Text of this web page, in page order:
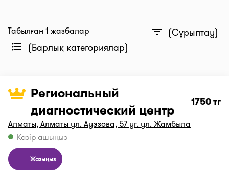
Табылған 1 жазбалар filter_list (Сұрыптау)
format_list_bulleted (Барлық категориялар)
Региональный
диагностический центр
1750 тг
Алматы, Алматы ул. Ауэзова, 57 уг. ул. Жамбыла
Қазір ашыңыз
Жазыңыз